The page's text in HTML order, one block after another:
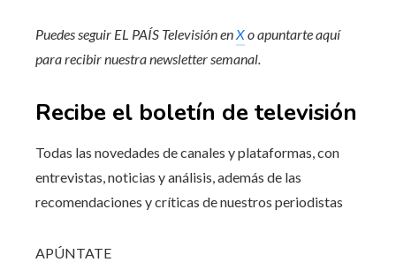
Puedes seguir EL PAÍS Televisión en Xo apuntarte aquí
para recibirnuestra newsletter semanal
Recibe el boletín de televisión
Todas las novedades de canales y plataformas, con
entrevistas, noticias y análisis, además de las
recomendaciones y críticas de nuestros periodistas
APÚNTATE